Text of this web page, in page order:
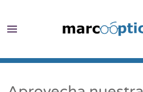
Skip to main content